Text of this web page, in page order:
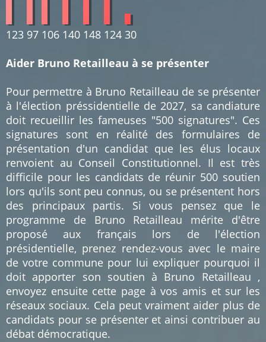
123 97 106 140 148 124 30
Aider Bruno Retailleau à se présenter
Pour permettre à Bruno Retailleau de se présenter
à l'élection préssidentielle de 2027, sa candiature
doit recueillir les fameuses "500 signatures". Ces
signatures sont en réalité des formulaires de
présentation d'un candidat que les élus locaux
renvoient au Conseil Constitutionnel. Il est très
difficile pour les candidats de réunir 500 soutien
lors qu'ils sont peu connus, ou se présentent hors
des principaux partis. Si vous pensez que le
programme de Bruno Retailleau mérite d'être
proposé aux français lors de l'élection
présidentielle, prenez rendez-vous avec le maire
de votre commune pour lui expliquer pourquoi il
doit apporter son soutien à Bruno Retailleau ,
envoyez ensuite cette page à vos amis et sur les
réseaux sociaux. Cela peut vraiment aider plus de
candidats pour se présenter et ainsi contribuer au
débat démocratique.